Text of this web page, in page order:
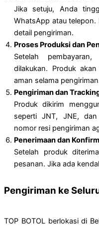
Jika setuju, Anda
WhatsApp atau
detail pengiriman.
Proses Produksi dan
Setelah
dilakukan. Produk
aman selama
Pengiriman dan
Produk dikirim
seperti JNT, JNE,
nomor resi pengiriman
Penerimaan dan
Setelah produk
pesanan. Jika ada
Pengiriman ke
TOP BOTOL berlokasi di